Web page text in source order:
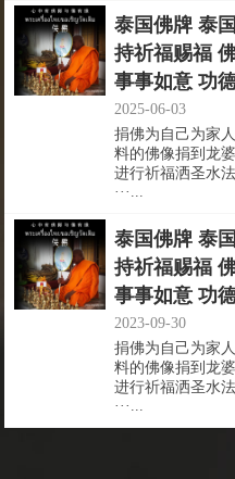
泰国佛牌 泰
持祈福赐福
事事如意 功
2025-06-03
捐佛为自己为家
料的佛像捐到龙
进行祈福洒圣水
···...
泰国佛牌 泰
持祈福赐福
事事如意 功
2023-09-30
捐佛为自己为家
料的佛像捐到龙
进行祈福洒圣水
···...